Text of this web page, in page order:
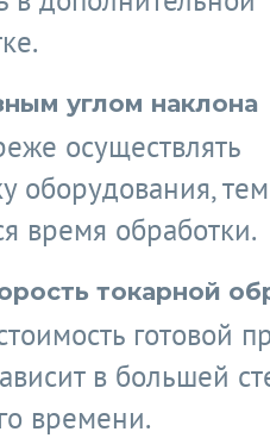
углом наклона
осуществлять
оборудования,
время обработки.
токарной
готовой
в большей
времени.